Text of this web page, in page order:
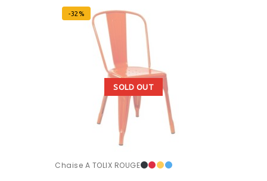
SOLD OUT
-32%
Chaise A TOLIX ROUGE